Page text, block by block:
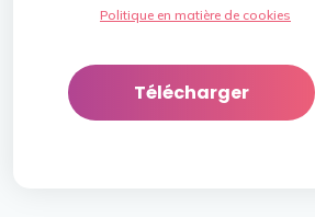
Politique en matière de cookies
Télécharger